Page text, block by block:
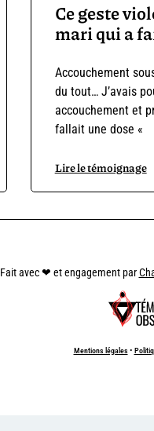
Ce geste
mari qui a
Accouchement
du tout… J’avais
accouchement et
fallait une dose «
Lire le témoignage
Fait avec❤ et engagement par
Mentions légales •